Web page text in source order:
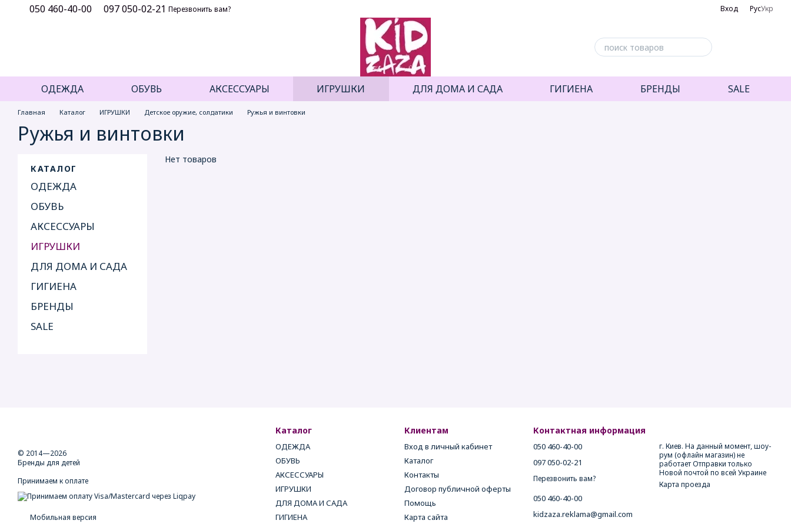
Перейти к основному контенту
050 460-40-00 097 050-02-21 Перезвонить вам? Вход РусУкр
ОДЕЖДА ОБУВЬ АКСЕССУАРЫ ИГРУШКИ ДЛЯ ДОМА И САДА ГИГИЕНА БРЕНДЫ SALE
Главная Каталог ИГРУШКИ Детское оружие, солдатики Ружья и винтовки
Ружья и винтовки
Нет товаров
КАТАЛОГ
ОДЕЖДА
ОБУВЬ
АКСЕССУАРЫ
ИГРУШКИ
ДЛЯ ДОМА И САДА
ГИГИЕНА
БРЕНДЫ
SALE
© 2014—2026
Бренды для детей
Принимаем к оплате
Мобильная версия
Каталог
ОДЕЖДА
ОБУВЬ
АКСЕССУАРЫ
ИГРУШКИ
ДЛЯ ДОМА И САДА
ГИГИЕНА
Клиентам
Вход в личный кабинет
Каталог
Контакты
Договор публичной оферты
Помощь
Карта сайта
Контактная информация
050 460-40-00
097 050-02-21
Перезвонить вам?
050 460-40-00
kidzaza.reklama@gmail.com
г. Киев. На данный момент, шоу-
рум (офлайн магазин) не
работает Отправки только
Новой почтой по всей Украине
Карта проезда